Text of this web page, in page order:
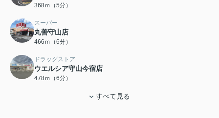
368ｍ（5分）
スーパー
丸善守山店
466ｍ（6分）
ドラッグストア
ウエルシア守山今宿店
478ｍ（6分）
すべて見る